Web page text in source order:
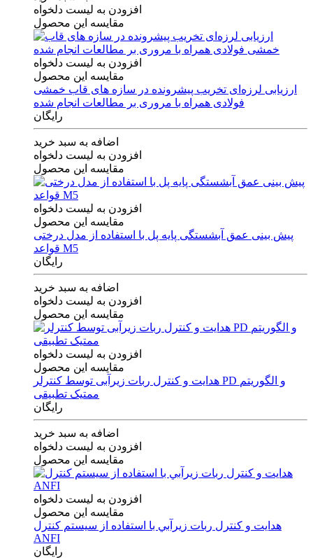
افزودن به لیست دلخواه
مقایسه این محصول
افزودن به لیست دلخواه
مقایسه این محصول
ارزیابی لرزه‌ای تخریب پیشرونده در سازه های قاب خمشی
فولادی همراه با مروری بر مطالعات انجام شده
رایگان
اضافه به سبد خرید
افزودن به لیست دلخواه
مقایسه این محصول
افزودن به لیست دلخواه
مقایسه این محصول
پیش بینی عمق آبشستگی پایه پل با استفاده از مدل درختی
قواعد M5
رایگان
اضافه به سبد خرید
افزودن به لیست دلخواه
مقایسه این محصول
افزودن به لیست دلخواه
مقایسه این محصول
هدایت و کنترل ربات زیرآبی توسط کنترلر PD و الگوریتم
ممتیک تطبیقی
رایگان
اضافه به سبد خرید
افزودن به لیست دلخواه
مقایسه این محصول
افزودن به لیست دلخواه
مقایسه این محصول
هدايت و كنترل ربات زيرآبي با استفاده از سيستم كنترل
ANFI
رایگان